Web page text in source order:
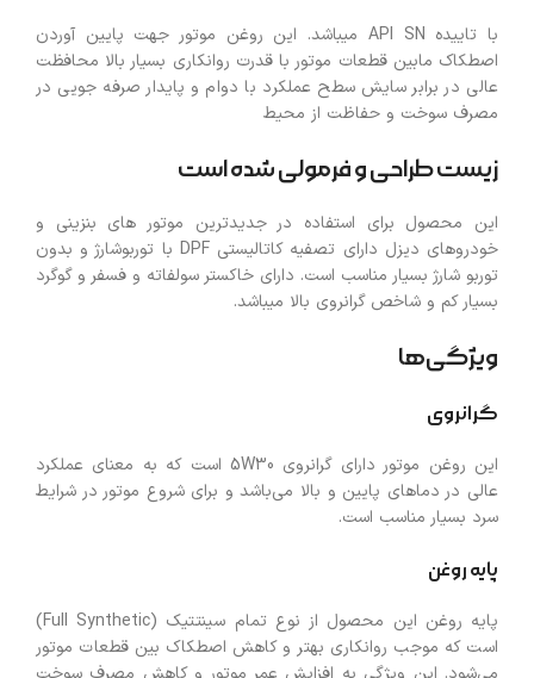
با تاییده API SN میباشد. این روغن موتور جهت پایین آوردن
اصطکاک مابین قطعات موتور با قدرت روانکاری بسیار بالا محافظت
عالی در برابر سایش سطح عملکرد با دوام و پایدار صرفه جویی در
مصرف سوخت و حفاظت از محیط
زیست طراحی و فرمولی شده است
این محصول برای استفاده در جدیدترین موتور های بنزینی و
خودروهای دیزل دارای تصفیه کاتالیستی DPF با توربوشارژ و بدون
توربو شارژ بسیار مناسب است. دارای خاکستر سولفاته و فسفر و گوگرد
بسیار کم و شاخص گرانروی بالا میباشد.
ویژگی‌ها
گرانروی
این روغن موتور دارای گرانروی 5W30 است که به معنای عملکرد
عالی در دماهای پایین و بالا می‌باشد و برای شروع موتور در شرایط
سرد بسیار مناسب است.
پایه روغن
پایه روغن این محصول از نوع تمام سینتتیک (Full Synthetic)
است که موجب روانکاری بهتر و کاهش اصطکاک بین قطعات موتور